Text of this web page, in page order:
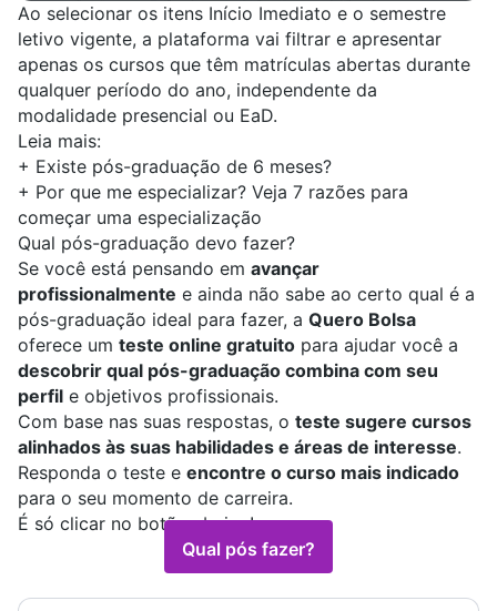
Ao selecionar os itens Início Imediato e o semestre
letivo vigente, a plataforma vai filtrar e apresentar
apenas os cursos que têm matrículas abertas durante
qualquer período do ano, independente da
modalidade presencial ou EaD.
Leia mais:
+ Existe pós-graduação de 6 meses?
+ Por que me especializar? Veja 7 razões para
começar uma especialização
Qual pós-graduação devo fazer?
Se você está pensando em avançar
profissionalmente e ainda não sabe ao certo qual é a
pós-graduação ideal para fazer, a Quero Bolsa
oferece um teste online gratuito para ajudar você a
descobrir qual pós-graduação combina com seu
perfil e objetivos profissionais.
Com base nas suas respostas, o teste sugere cursos
alinhados às suas habilidades e áreas de interesse.
Responda o teste e encontre o curso mais indicado
para o seu momento de carreira.
É só clicar no botão abaixo!
Qual pós fazer?